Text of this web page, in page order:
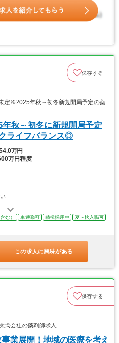
保存する
定※2025年秋～初冬新規開局予定の薬
年秋～初冬に新規開局予定
ライフバランス◎
万円
万円程度
む） 車通勤可 積極採用中
夏～秋入職可
この求人に興味がある
保存する
式会社の薬剤師求人
業展開！地域の医療を考え